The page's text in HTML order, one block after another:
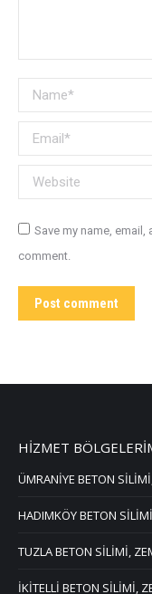
Name *
Email *
Website
Save my name,
comment.
Post comment
HİZMET
ÜMRANİYE BETON
HADIMKÖY BETON
TUZLA BETON SİLİMİ,
İKİTELLİ BETON SİLİMİ,